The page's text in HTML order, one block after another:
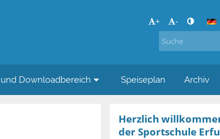
+ -
Downloadbereich Speiseplan Archiv
Herzlich
der Sportschule